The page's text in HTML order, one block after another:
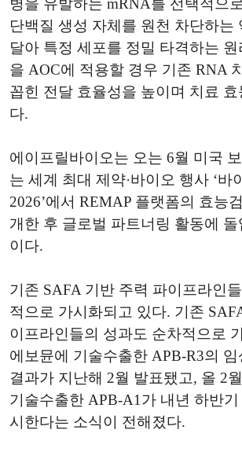
병을 유발하는 mRNA를 선택적으
단백질 생성 자체를 원천 차단하는
달아 특정 세포를 정밀 타격하는
을 AOC에 적용할 경우 기존 RNA
꼽힌 전달 효율성을 높이며 치료 효
다.
에이프릴바이오는 오는 6월 미국
는 세계 최대 제약·바이오 행사 ‘바
2026’에서 REMAP 플랫폼의 효능
개한 후 글로벌 파트너링 활동에 돌
이다.
기존 SAFA 기반 주력 파이프라인
적으로 가시화되고 있다. 기존
이프라인들의 성과도 순차적으로
에보뮨에 기술수출한 APB-R3의 임
결과가 지난해 2월 발표됐고, 올 2
기술수출한 APB-A1가 내년 하반기
시한다는 소식이 전해졌다.